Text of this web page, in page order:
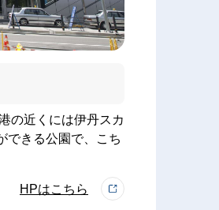
の近くには伊丹スカ
できる公園で、こち
HPはこちら